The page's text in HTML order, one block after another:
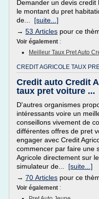
Demander un devis
le montant du pret
de... [suite...]
→ 53 Articles pour ce
Voir également :
Meilleur Taux Pret Auto
CREDIT AGRICOLE TAUX
Credit auto Credit
taux pret voiture ...
D'autres organismes
intéressants voire un
conseillons vivement de
différentes offres de pret
engager avec Credit
commencer par faire une
Agricole directement sur
simulateur de... [suite...]
→ 70 Articles pour ce
Voir également :